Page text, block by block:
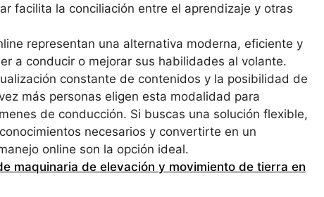
facilita la conciliación entre el aprendizaje y otras
representan una alternativa moderna, eficiente y
a conducir o mejorar sus habilidades al volante.
constante de contenidos y la posibilidad de
más personas eligen esta modalidad para
de conducción. Si buscas una solución flexible,
necesarios y convertirte en un
online son la opción ideal.
maquinaria de elevación y movimiento de tierra en